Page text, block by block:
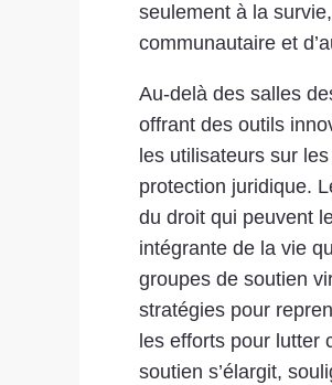
seulement à la
communautaire et
Au-delà des salles
offrant des outils
les utilisateurs sur
protection juridique.
du droit qui peuvent
intégrante de la vie
groupes de soutien
stratégies pour
les efforts pour lutter
soutien s’élargit,